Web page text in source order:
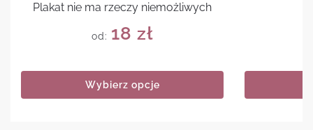
Plakat nie ma rzeczy niemożliwych
od: 18 zł
Wybierz opcje